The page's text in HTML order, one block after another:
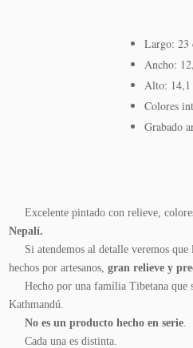
Largo: 23
Ancho:
Alto:
Colores
Grabado
Excelente pintado con relieve,
Nepalí.
Si atendemos al detalle veremos
hechos por artesanos, gran relieve y
Hecho por una família Tibetana que
Kathmandú.
No es un producto hecho en serie.
Cada una es distinta.